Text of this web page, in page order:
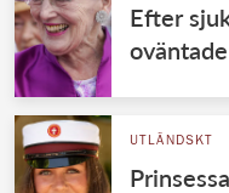
Efter
UTLÄNDSKT